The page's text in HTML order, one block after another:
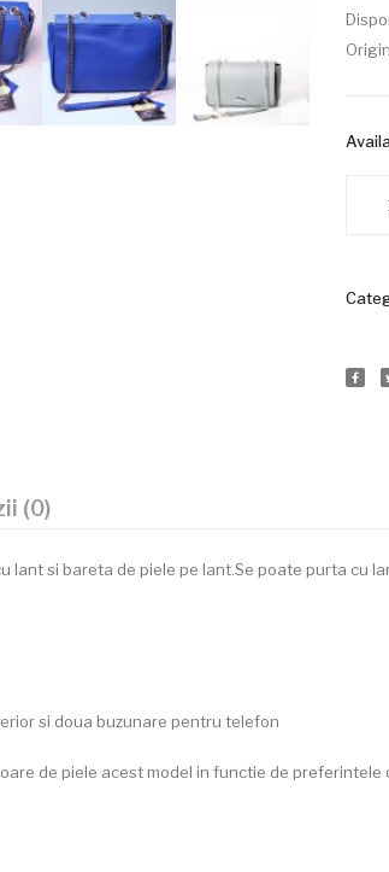
M-
(0)
lant si bareta de piele pe lant.Se poate purta cu
si doua buzunare pentru telefon
de piele acest model in functie de preferintele